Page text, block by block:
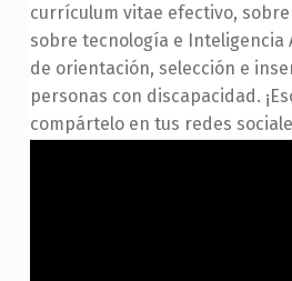
currículum vitae efectivo, sobre
sobre tecnología e Inteligencia
de orientación, selección e
personas con discapacidad.
compártelo en tus redes